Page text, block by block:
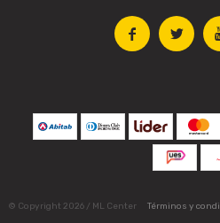
 
© Copyright 2026 / ML Center Términos y